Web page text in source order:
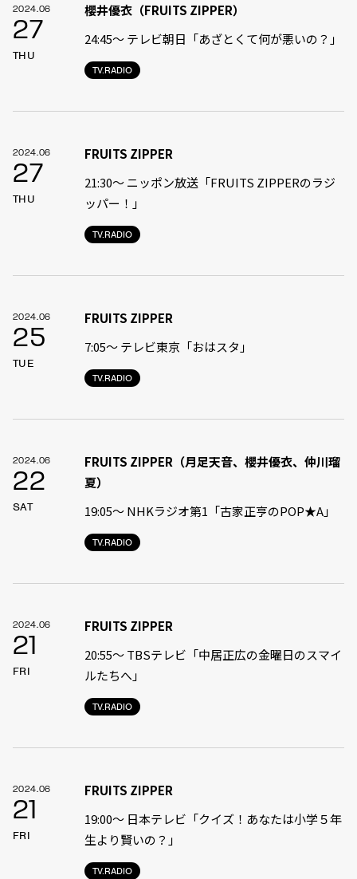
2024.06
27
THU
TV.RADIO
櫻井優衣（FRUITS ZIPPER）
24:45〜 テレビ朝日「あざとくて何が悪いの？」
2024.06
27
THU
TV.RADIO
FRUITS ZIPPER
21:30〜 ニッポン放送「FRUITS ZIPPERのラジ
ッパー！」
2024.06
25
TUE
TV.RADIO
FRUITS ZIPPER
7:05〜 テレビ東京「おはスタ」
2024.06
22
SAT
TV.RADIO
FRUITS ZIPPER（月足天音、櫻井優衣、仲川瑠
夏）
19:05〜 NHKラジオ第1「古家正亨のPOP★A」
2024.06
21
FRI
TV.RADIO
FRUITS ZIPPER
20:55〜 TBSテレビ「中居正広の金曜日のスマイ
ルたちへ」
2024.06
21
FRI
TV.RADIO
FRUITS ZIPPER
19:00〜 日本テレビ「クイズ！あなたは小学５年
生より賢いの？」